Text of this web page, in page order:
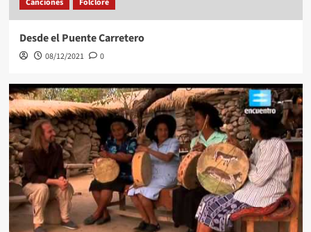
Desde el Puente Carretero
08/12/2021 0